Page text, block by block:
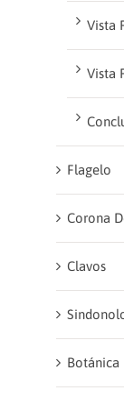
Vista
Vista
Flagelo
Corona
Clavos
Botánica